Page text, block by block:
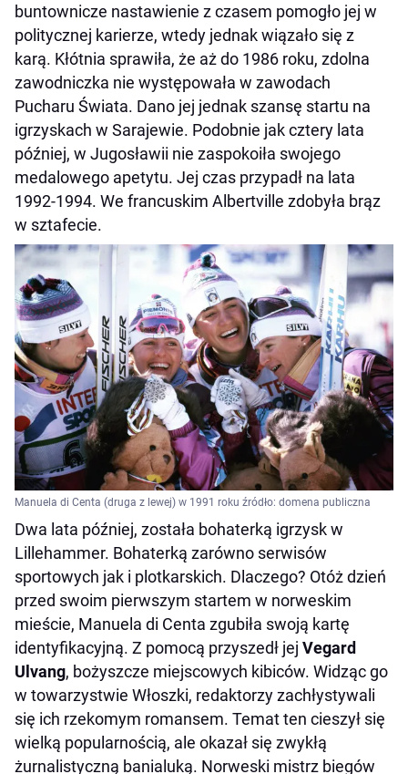
buntownicze nastawienie z czasem pomogło jej w
politycznej karierze, wtedy jednak wiązało się z
karą. Kłótnia sprawiła, że aż do 1986 roku, zdolna
zawodniczka nie występowała w zawodach
Pucharu Świata. Dano jej jednak szansę startu na
igrzyskach w Sarajewie. Podobnie jak cztery lata
później, w Jugosławii nie zaspokoiła swojego
medalowego apetytu. Jej czas przypadł na lata
1992-1994. We francuskim Albertville zdobyła brąz
w sztafecie.
Manuela di Centa (druga z lewej) w 1991 roku źródło: domena publiczna
Dwa lata później, została bohaterką igrzysk w
Lillehammer. Bohaterką zarówno serwisów
sportowych jak i plotkarskich. Dlaczego? Otóż dzień
przed swoim pierwszym startem w norweskim
mieście, Manuela di Centa zgubiła swoją kartę
identyfikacyjną. Z pomocą przyszedł jej Vegard
Ulvang, bożyszcze miejscowych kibiców. Widząc go
w towarzystwie Włoszki, redaktorzy zachłystywali
się ich rzekomym romansem. Temat ten cieszył się
wielką popularnością, ale okazał się zwykłą
żurnalistyczną banialuką. Norweski mistrz biegów